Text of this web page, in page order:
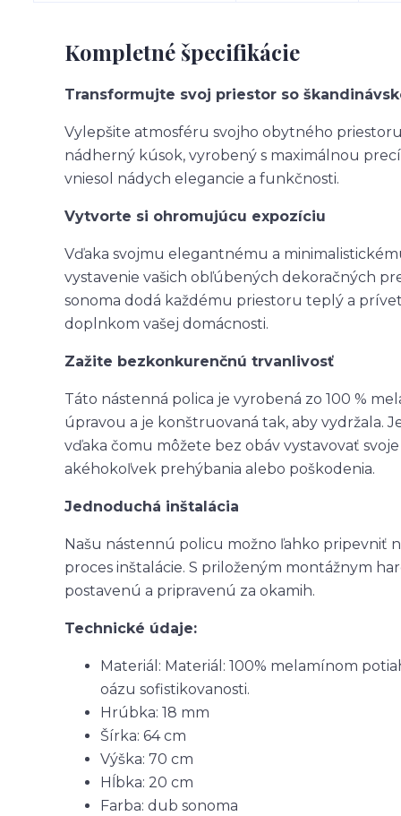
Kompletné špecifikácie
Transformujte svoj priestor so
Vylepšite atmosféru svojho obytného
nádherný kúsok, vyrobený s maximálnou
vniesol nádych elegancie a funkčnosti.
Vytvorte si ohromujúcu expozíciu
Vďaka svojmu elegantnému a
vystavenie vašich obľúbených dekoračných
sonoma dodá každému priestoru teplý a
doplnkom vašej domácnosti.
Zažite bezkonkurenčnú trvanlivosť
Táto nástenná polica je vyrobená zo 100 %
úpravou a je konštruovaná tak, aby vydržala.
vďaka čomu môžete bez obáv vystavovať
akéhokoľvek prehýbania alebo poškodenia.
Jednoduchá inštalácia
Našu nástennú policu možno ľahko pripevniť
proces inštalácie. S priloženým montážnym
postavenú a pripravenú za okamih.
Technické údaje:
Materiál: Materiál: 100% melamínom
oázu sofistikovanosti.
Hrúbka: 18 mm
Šírka: 64 cm
Výška: 70 cm
Hĺbka: 20 cm
Farba: dub sonoma